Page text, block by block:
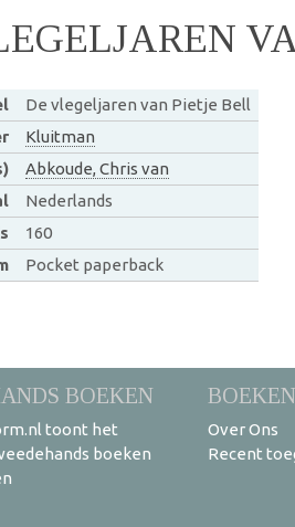
De vlegeljaren van Pietje Bell
Kluitman
Abkoude, Chris van
Nederlands
160
Pocket paperback
BOEKEN
toont het
boeken
Over Ons
Recent